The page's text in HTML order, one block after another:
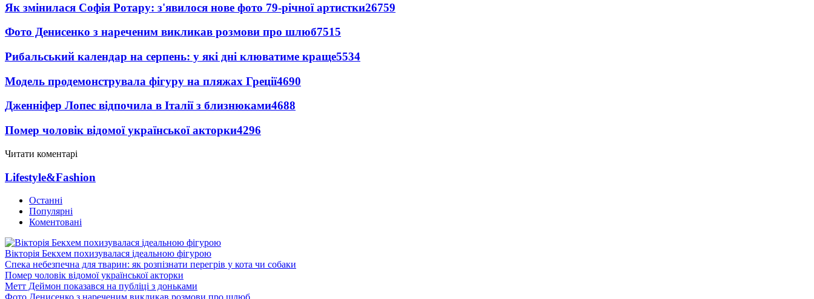
Як змінилася Софія Ротару: з'явилося нове фото 79-річної артистки26759
Фото Денисенко з нареченим викликав розмови про шлюб7515
Рибальський календар на серпень: у які дні клюватиме краще5534
Модель продемонструвала фігуру на пляжах Греції4690
Дженніфер Лопес відпочила в Італії з близнюками4688
Помер чоловік відомої української акторки4296
Читати коментарі
Lifestyle&Fashion
Останні
Популярні
Коментовані
Вікторія Бекхем похизувалася ідеальною фігурою
Спека небезпечна для тварин: як розпізнати перегрів у кота чи собаки
Помер чоловік відомої української акторки
Метт Деймон показався на публіці з доньками